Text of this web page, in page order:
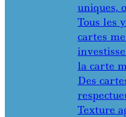
uniques,
Tous les
cartes
la carte
Des
Texture